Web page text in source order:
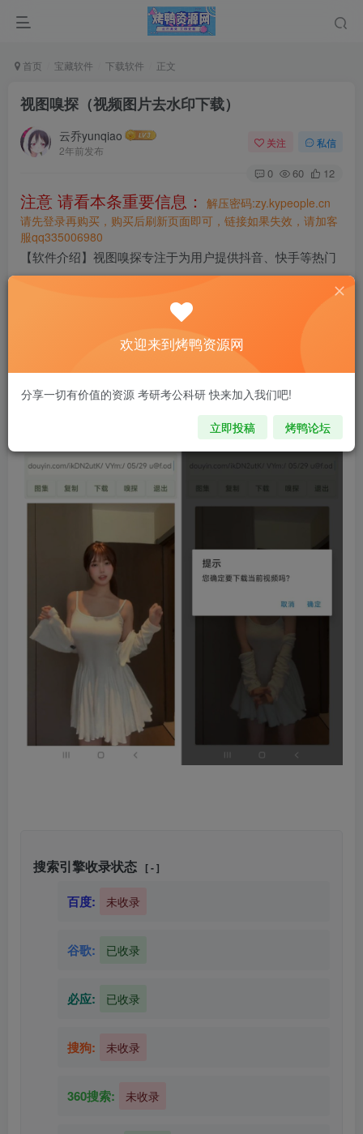
首页 宝藏软件 下载软件 正文
视图嗅探（视频图片去水印下载）
云乔yunqiao
2年前发布
关注 私信
0 60 12
注意 请看本条重要信息：
解压密码:zy.kypeople.cn
请先登录再购买，购买后刷新页面即可，链接如果失效，请加客
服qq335006980
【软件介绍】视图嗅探专注于为用户提供抖音、快手等热门
短视频平台上的无水印图片和视频下载服务。大家经常有很
多想要保存的短视频和图片，视频嗅探则能够轻松获取这些
https://wwvs.lanzoue.com/inyqo2a6rj6b
搜索引擎收录状态 [ - ]
百度: 未收录
谷歌: 已收录
必应: 已收录
搜狗: 未收录
360搜索: 未收录
欢迎来到烤鸭资源网
分享一切有价值的资源 考研考公科研 快来加入我们吧!
立即投稿 烤鸭论坛